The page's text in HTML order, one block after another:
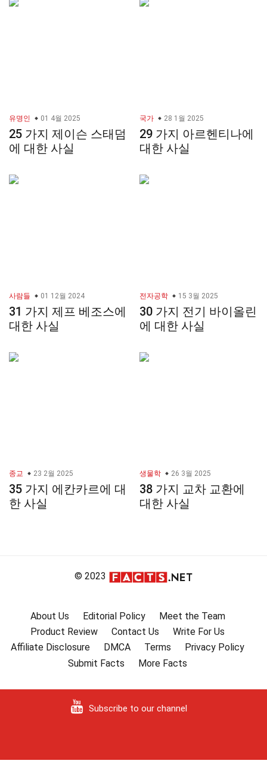
유명인 01 4월 2025
25 가지 제이슨 스태덤
에 대한 사실
국가 28 1월 2025
29 가지 아르헨티나에
대한 사실
사람들 01 12월 2024
31 가지 제프 베조스에
대한 사실
전자공학 15 3월 2025
30 가지 전기 바이올린
에 대한 사실
종교 23 2월 2025
35 가지 에칸카르에 대
한 사실
생물학 26 3월 2025
38 가지 교차 교환에
대한 사실
© 2023
About Us Editorial Policy
Meet the Team
Product Review
Contact Us
Write For Us
Affiliate Disclosure
DMCA Terms
Privacy Policy
Submit Facts
More Facts
Subscribe to our channel